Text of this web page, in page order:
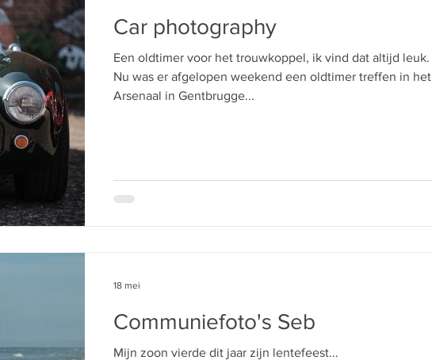
Car photography
Een oldtimer voor het trouwkoppel, ik vind dat altijd leuk.
Nu was er afgelopen weekend een oldtimer treffen in het
Arsenaal in Gentbrugge...
Communiefoto's Seb
Mijn zoon vierde dit jaar zijn lentefeest...
18 mei